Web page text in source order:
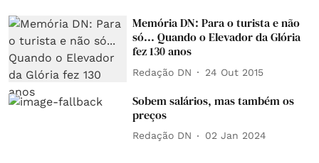
Memória DN: Para o turista e não
só... Quando o Elevador da Glória
fez 130 anos
Redação DN 24 Out 2015
Sobem salários, mas também os
preços
Redação DN 02 Jan 2024